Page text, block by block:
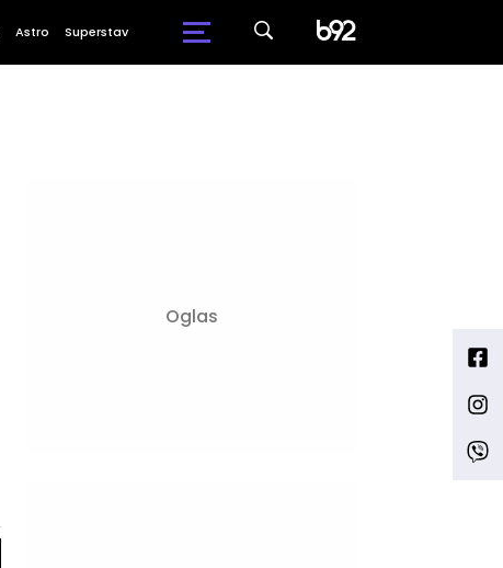
Astro Superstav